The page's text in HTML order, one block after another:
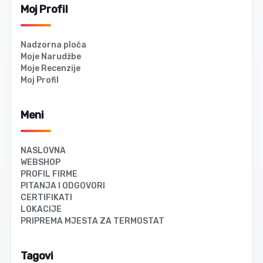
povezati s termostatom. Zahvaljujući tehnologiji Twin-
provodnika (dvostrukog vodiča), potrebno je da se priključi
Ako je soba veća od 12m2, treba postaviti po potrebi
nekoliko aluminijumskih grijnih folija te ih paralelno povezati i
priključiti.
Moj Profil
Nadzorna ploča
Moje Narudžbe
Moje Recenzije
Moj Profil
Meni
NASLOVNA
WEBSHOP
PROFIL FIRME
PITANJA I ODGOVORI
CERTIFIKATI
LOKACIJE
PRIPREMA MJESTA ZA TERMOSTAT
Tagovi